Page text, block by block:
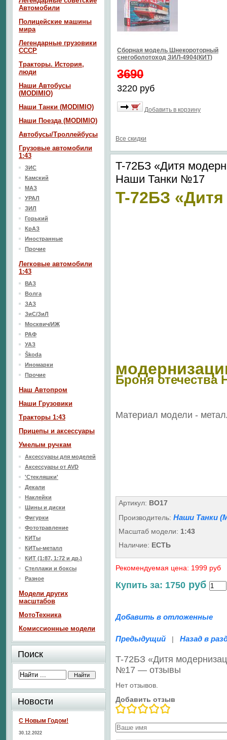
Сборная модель Шнекороторный
снегоболотоход ЗИЛ-4904(КИТ)
3690
3220 руб
Добавить в корзину
Все скидки
T-72БЗ «Дитя
Наши Танки №17
T-72БЗ «Дитя
Броня
Материал модели -
Артикул: BO17
Производитель: Наши Танки
Масштаб модели: 1:43
Наличие: ЕСТЬ
Рекомендуемая цена: 1999 руб
Купить за: 1750 руб
Добавить в отложенные
Предыдущий | Назад в
T-72БЗ «Дитя
№17 — отзывы
Нет отзывов.
Добавить отзыв
Автомобили
Полицейские машины
мира
Легендарные грузовики
СССР
Тракторы. История,
люди
Наши Автобусы
(MODIMIO)
Наши Танки (MODIMIO)
Наши Поезда (MODIMIO)
Автобусы/Троллейбусы
Грузовые автомобили
1:43
ЗИС
Камский
МАЗ
УРАЛ
ЗИЛ
Горький
КрАЗ
Иностранные
Прочие
Легковые автомобили
1:43
ВАЗ
Волга
ЗАЗ
ЗиС/ЗиЛ
Москвич/ИЖ
РАФ
УАЗ
Škoda
Иномарки
Прочие
Наш Aвтопром
Наши Грузовики
Тракторы 1:43
Прицепы и аксессуары
Умелым ручкам
Аксессуары для моделей
Аксессуары от AVD
'Стекляшки'
Декали
Наклейки
Шины и диски
Фигурки
Фототравление
КИТы
КИТы-металл
КИТ (1:87, 1:72 и др.)
Стеллажи и боксы
Разное
Модели других
масштабов
МотоТехника
Комиссионные модели
Поиск
Новости
С Новым Годом!
30.12.2022